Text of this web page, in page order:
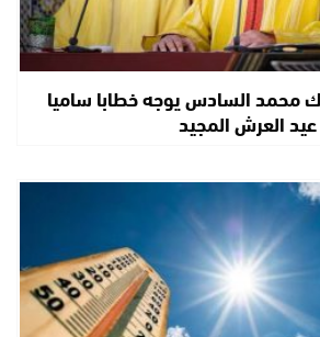
محمد السادس يوجه خطابا ساميا
العرش المجيد